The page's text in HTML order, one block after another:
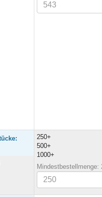
250+
500+
1000+
Mindestbestellmenge: